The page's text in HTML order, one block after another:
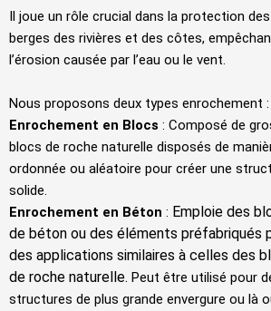
Il joue un rôle crucial dans la protection des
berges des rivières et des côtes,
l’érosion causée par l’eau ou le vent.
Nous proposons deux types enrochement :
Enrochement en Blocs : Composé de
blocs de roche naturelle disposés de
ordonnée ou aléatoire pour créer une
solide.
Enrochement en Béton : Emploie des
de béton ou des éléments préfabriqués
des applications similaires à celles des
de roche naturelle. Peut être utilisé pour
structures de plus grande envergure ou là